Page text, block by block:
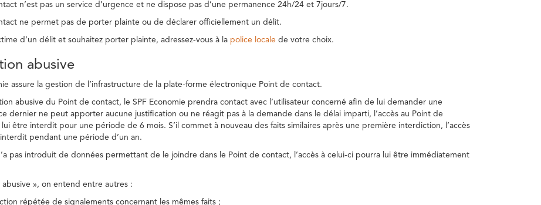
n’est pas un service d’urgence et ne dispose pas d’une permanence 24h/24 et 7jours/7.
ne permet pas de porter plainte ou de déclarer officiellement un délit.
d’un délit et souhaitez porter plainte, adressez-vous à la police locale de votre choix.
abusive
assure la gestion de l’infrastructure de la plate-forme électronique Point de contact.
abusive du Point de contact, le SPF Economie prendra contact avec l’utilisateur concerné afin de lui demander une
dernier ne peut apporter aucune justification ou ne réagit pas à la demande dans le délai imparti, l’accès au Point de
être interdit pour une période de 6 mois. S’il commet à nouveau des faits similaires après une première interdiction, l’accès
pendant une période d’un an.
pas introduit de données permettant de le joindre dans le Point de contact, l’accès à celui-ci pourra lui être immédiatement
abusive », on entend entre autres :
répétée de signalements concernant les mêmes faits ;